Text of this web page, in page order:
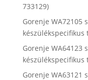
733129)
Gorenje WA72105
készülékspecifikus
Gorenje WA64123
készülékspecifikus
Gorenje WA63121